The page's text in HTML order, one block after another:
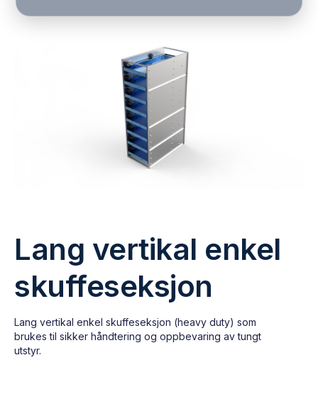
Lang vertikal enkel
skuffeseksjon
Lang vertikal enkel skuffeseksjon (heavy duty) som
brukes til sikker håndtering og oppbevaring av tungt
utstyr.